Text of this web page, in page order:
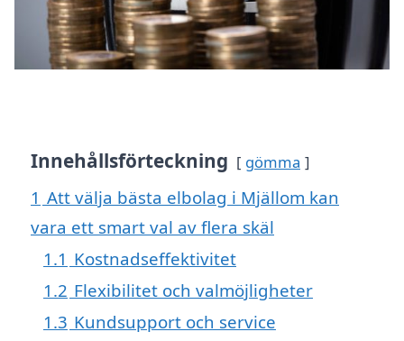
Innehållsförteckning gömma
1 Att välja bästa elbolag i Mjällom kan
vara ett smart val av flera skäl
1.1 Kostnadseffektivitet
1.2 Flexibilitet och valmöjligheter
1.3 Kundsupport och service